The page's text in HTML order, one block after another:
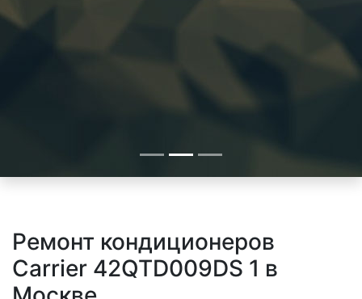
Ремонт кондиционеров
Carrier 42QTD009DS 1 в